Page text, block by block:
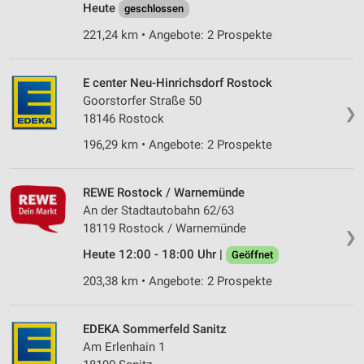
Heute
geschlossen
221,24 km • Angebote: 2 Prospekte
❯
E center Neu-Hinrichsdorf Rostock
Goorstorfer Straße 50
18146 Rostock
196,29 km • Angebote: 2 Prospekte
❯
REWE Rostock / Warnemünde
An der Stadtautobahn 62/63
18119 Rostock / Warnemünde
Heute 12:00 - 18:00 Uhr |
Geöffnet
203,38 km • Angebote: 2 Prospekte
EDEKA Sommerfeld Sanitz
Am Erlenhain 1